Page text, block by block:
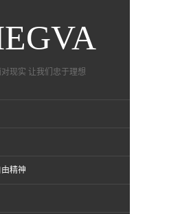
现实 让我们忠于理想
精神